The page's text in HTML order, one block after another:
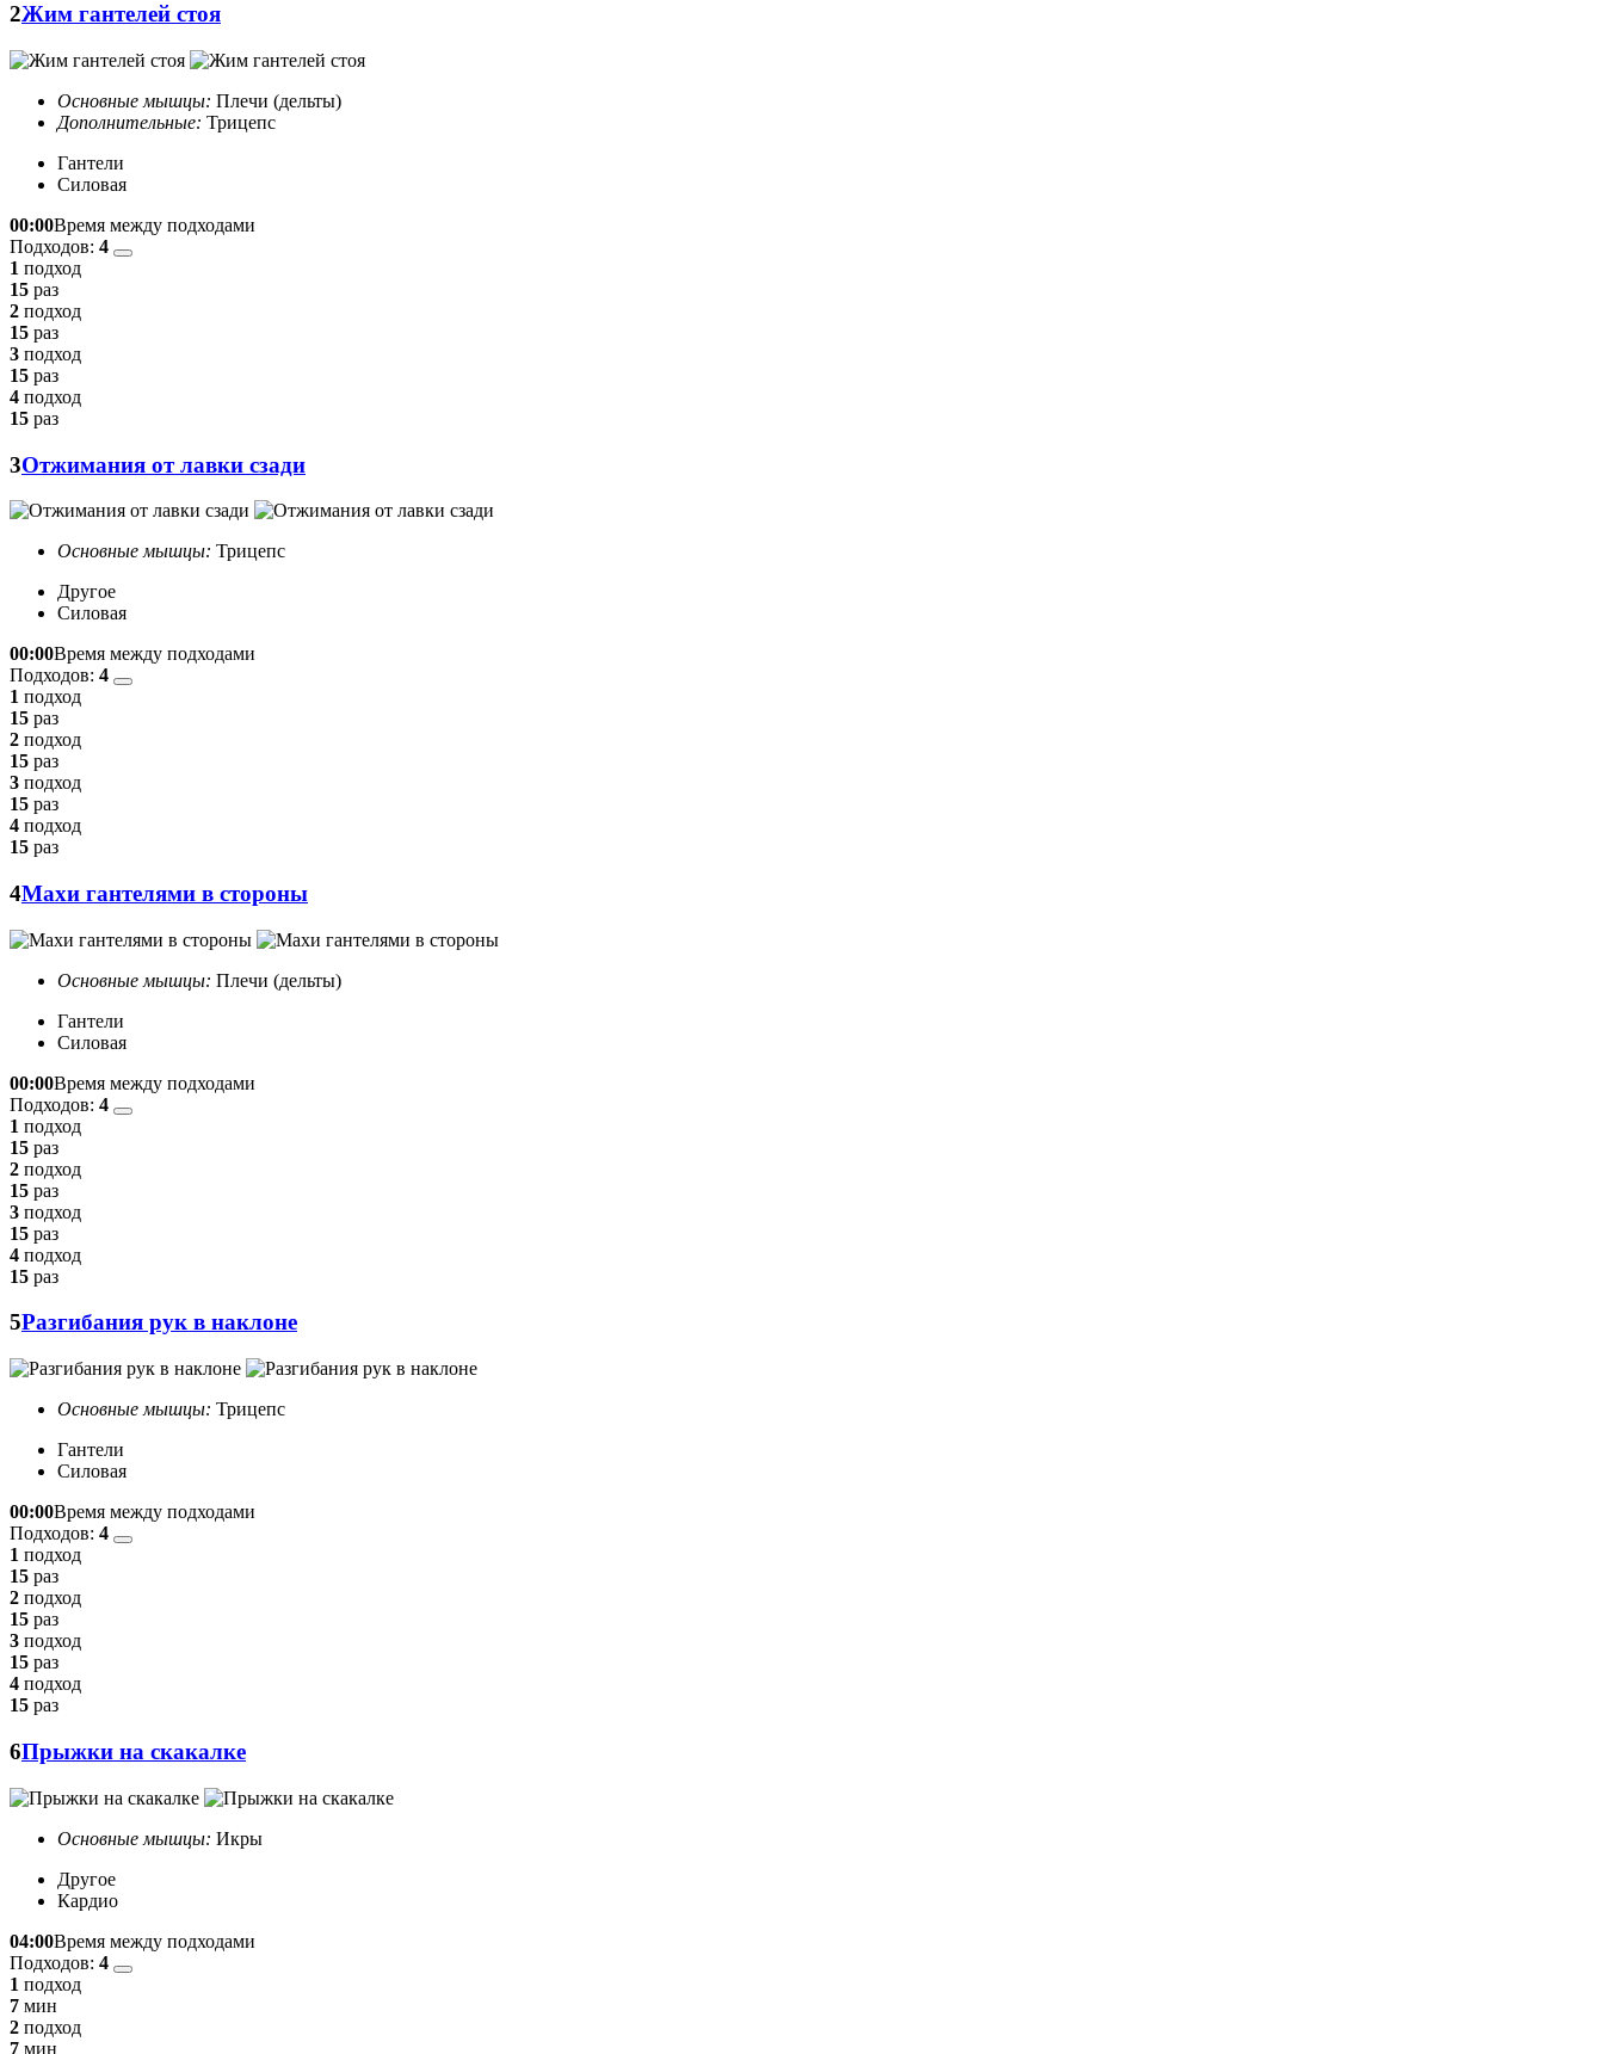
2Жим гантелей стоя
Основные мышцы: Плечи (дельты)
Дополнительные: Трицепс
Гантели
Силовая
00:00Время между подходами
Подходов: 4
1 подход
15 раз
2 подход
15 раз
3 подход
15 раз
4 подход
15 раз
3Отжимания от лавки сзади
Основные мышцы: Трицепс
Другое
Силовая
00:00Время между подходами
Подходов: 4
1 подход
15 раз
2 подход
15 раз
3 подход
15 раз
4 подход
15 раз
4Махи гантелями в стороны
Основные мышцы: Плечи (дельты)
Гантели
Силовая
00:00Время между подходами
Подходов: 4
1 подход
15 раз
2 подход
15 раз
3 подход
15 раз
4 подход
15 раз
5Разгибания рук в наклоне
Основные мышцы: Трицепс
Гантели
Силовая
00:00Время между подходами
Подходов: 4
1 подход
15 раз
2 подход
15 раз
3 подход
15 раз
4 подход
15 раз
6Прыжки на скакалке
Основные мышцы: Икры
Другое
Кардио
04:00Время между подходами
Подходов: 4
1 подход
7 мин
2 подход
7 мин